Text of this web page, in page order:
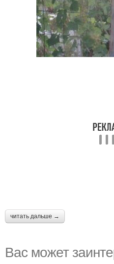
читать дальше →
Вас может